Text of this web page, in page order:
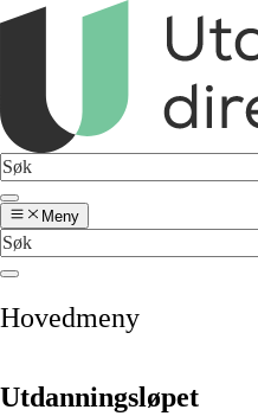
Meny
Hovedmeny
Utdanningsløpet